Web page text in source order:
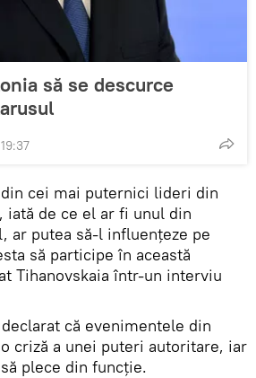
să se descurce
cei mai puternici lideri din
iată de ce el ar fi unul din
ar putea să-l influențeze pe
să participe în această
Tihanovskaia într-un interviu
că evenimentele din
criză a unei puteri autoritare, iar
plece din funcție.